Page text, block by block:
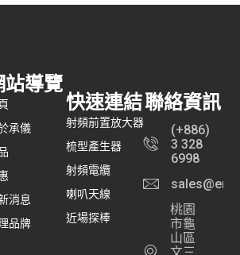
站導覽
承儀
消息
品牌
快速連結
射頻前置放大器
梳型產生器
射頻電纜
喇叭天線
近場探棒
聯絡資訊
(+886)
3 328
6998
桃園
市龜
山區
文三